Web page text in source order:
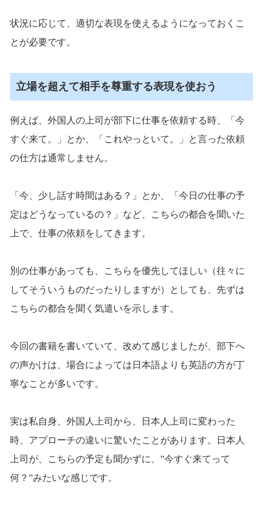
状況に応じて、適切な表現を使えるようになっておくこ
とが必要です。
立場を超えて相手を尊重する表現を使おう
例えば、外国人の上司が部下に仕事を依頼する時、「今
すぐ来て。」とか、「これやっといて。」と言った依頼
の仕方は通常しません。
「今、少し話す時間はある？」とか、「今日の仕事の予
定はどうなっているの？」など、こちらの都合を聞いた
上で、仕事の依頼をしてきます。
別の仕事があっても、こちらを優先してほしい（往々に
してそういうものだったりしますが）としても、先ずは
こちらの都合を聞く気遣いを示します。
今回の書籍を書いていて、改めて感じましたが、部下へ
の声かけは、場合によっては日本語よりも英語の方が丁
寧なことが多いです。
実は私自身、外国人上司から、日本人上司に変わった
時、アプローチの違いに驚いたことがあります。日本人
上司が、こちらの予定も聞かずに、”今すぐ来てって
何？”みたいな感じです。